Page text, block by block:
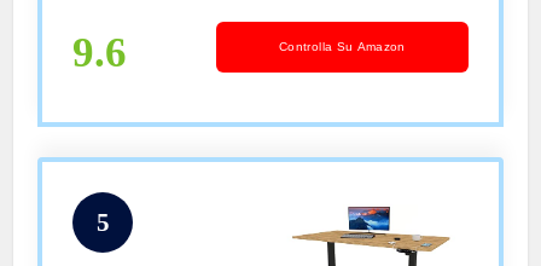
Memorizzabili DT20L
9.6 Controlla Su Amazon
5